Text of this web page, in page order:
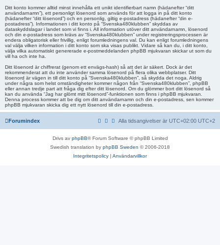
Ditt konto kommer alltid minst innehålla ett unikt identifierbart namn (hädanefter “ditt
användarnamn”), ett personligt lösenord som används för att logga in på ditt konto
(hädanefter “ditt lösenord”) och en personlig, giltig e-postadress (hädanefter “din e-
postadress”). Informationen i ditt konto på “Svenska480klubben” skyddas av
dataskyddslagar i landet som vi finns i. All information utöver ditt användarnamn, lösenord
och din e-postadress som krävs av “Svenska480klubben” under registreringsprocessen är
endera obligatorisk eller frivillig, enligt forumledningens val. Du kan enligt forumledningens
val välja vilken information i ditt konto som ska visas publikt. Vidare så kan du, i ditt konto,
välja vilka automatiskt genererade e-postmeddelanden phpBB mjukvaran skickar ut som du
vill ha och inte ha.
Ditt lösenord är chiffrerat (genom ett envägs-hash) så att det är säkert. Dock är det
rekommenderat att du inte använder samma lösenord på flera olika webbplatser. Ditt
lösenord är vägen in till ditt konto på “Svenska480klubben”, så skydda det noga. Aldrig
under några som helst omständigheter kommer någon från “Svenska480klubben”, phpBB
eller annan tredje part att fråga dig efter ditt lösenord. Om du glömmer bort ditt lösenord så
kan du använda “Jag har glömt mitt lösenord”-funktionen som finns i phpBB mjukvaran.
Denna process kommer att be dig om ditt användarnamn och din e-postadress, sen kommer
phpBB mjukvaran skicka dig ett nytt lösenord till din e-postadress.
Forumindex Alla tidsangivelser är UTC+02:00 UTC+2
Drivs av phpBB® Forum Software © phpBB Limited
Swedish translation by phpBB Sweden © 2006-2018
Integritetspolicy | Användarvillkor